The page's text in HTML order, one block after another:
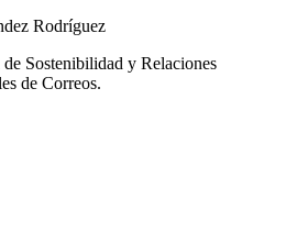
Rodríguez
de Sostenibilidad y Relaciones
de Correos.